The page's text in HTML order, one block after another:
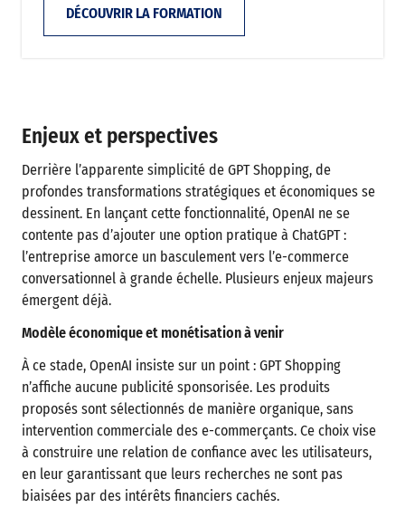
DÉCOUVRIR LA FORMATION
Enjeux et perspectives
Derrière l’apparente simplicité de GPT Shopping, de
profondes transformations stratégiques et économiques se
dessinent. En lançant cette fonctionnalité, OpenAI ne se
contente pas d’ajouter une option pratique à ChatGPT :
l’entreprise amorce un basculement vers l’e-commerce
conversationnel à grande échelle. Plusieurs enjeux majeurs
émergent déjà.
Modèle économique et monétisation à venir
À ce stade, OpenAI insiste sur un point : GPT Shopping
n’affiche aucune publicité sponsorisée. Les produits
proposés sont sélectionnés de manière organique, sans
intervention commerciale des e-commerçants. Ce choix vise
à construire une relation de confiance avec les utilisateurs,
en leur garantissant que leurs recherches ne sont pas
biaisées par des intérêts financiers cachés.